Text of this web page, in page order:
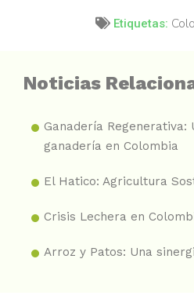
Etiquetas:
Noticias
Ganadería
ganadería en Colombia
El Hatico: Agricultura
Crisis Lechera en
Arroz y Patos: Una